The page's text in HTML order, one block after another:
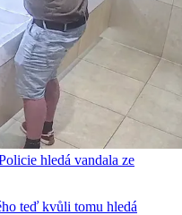
hledá vandala ze
teď kvůli tomu hledá